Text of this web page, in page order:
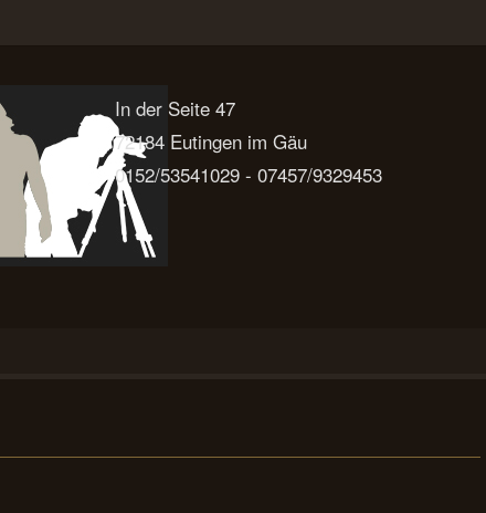
In der Seite 47
72184 Eutingen im Gäu
0152/53541029 - 07457/9329453